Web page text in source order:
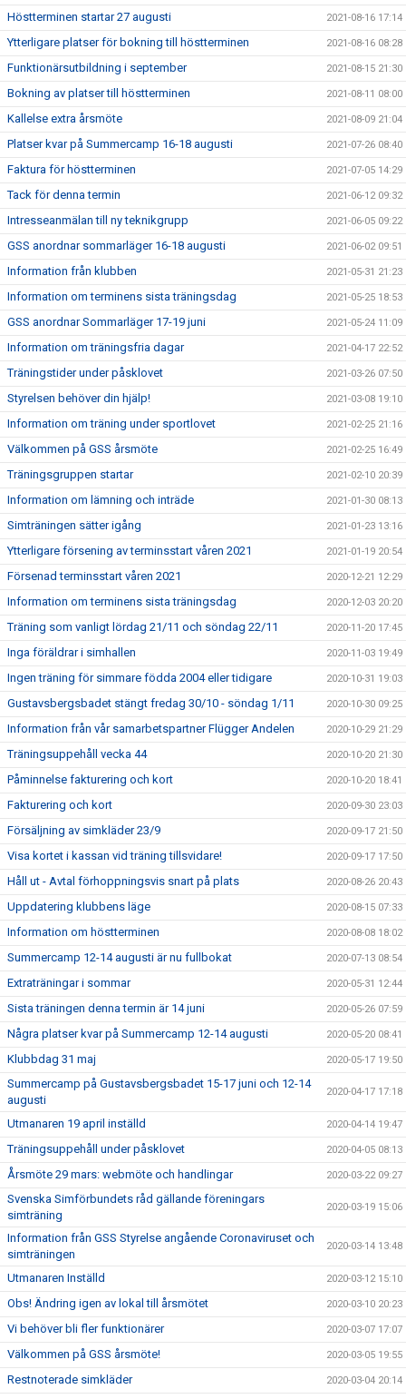
Höstterminen startar 27 augusti 2021-08-16 17:14
Ytterligare platser för bokning till höstterminen 2021-08-16 08:28
Funktionärsutbildning i september 2021-08-15 21:30
Bokning av platser till höstterminen 2021-08-11 08:00
Kallelse extra årsmöte 2021-08-09 21:04
Platser kvar på Summercamp 16-18 augusti 2021-07-26 08:40
Faktura för höstterminen 2021-07-05 14:29
Tack för denna termin 2021-06-12 09:32
Intresseanmälan till ny teknikgrupp 2021-06-05 09:22
GSS anordnar sommarläger 16-18 augusti 2021-06-02 09:51
Information från klubben 2021-05-31 21:23
Information om terminens sista träningsdag 2021-05-25 18:53
GSS anordnar Sommarläger 17-19 juni 2021-05-24 11:09
Information om träningsfria dagar 2021-04-17 22:52
Träningstider under påsklovet 2021-03-26 07:50
Styrelsen behöver din hjälp! 2021-03-08 19:10
Information om träning under sportlovet 2021-02-25 21:16
Välkommen på GSS årsmöte 2021-02-25 16:49
Träningsgruppen startar 2021-02-10 20:39
Information om lämning och inträde 2021-01-30 08:13
Simträningen sätter igång 2021-01-23 13:16
Ytterligare försening av terminsstart våren 2021 2021-01-19 20:54
Försenad terminsstart våren 2021 2020-12-21 12:29
Information om terminens sista träningsdag 2020-12-03 20:20
Träning som vanligt lördag 21/11 och söndag 22/11 2020-11-20 17:45
Inga föräldrar i simhallen 2020-11-03 19:49
Ingen träning för simmare födda 2004 eller tidigare 2020-10-31 19:03
Gustavsbergsbadet stängt fredag 30/10 - söndag 1/11 2020-10-30 09:25
Information från vår samarbetspartner Flügger Andelen 2020-10-29 21:29
Träningsuppehåll vecka 44 2020-10-20 21:30
Påminnelse fakturering och kort 2020-10-20 18:41
Fakturering och kort 2020-09-30 23:03
Försäljning av simkläder 23/9 2020-09-17 21:50
Visa kortet i kassan vid träning tillsvidare! 2020-09-17 17:50
Håll ut - Avtal förhoppningsvis snart på plats 2020-08-26 20:43
Uppdatering klubbens läge 2020-08-15 07:33
Information om höstterminen 2020-08-08 18:02
Summercamp 12-14 augusti är nu fullbokat 2020-07-13 08:54
Extraträningar i sommar 2020-05-31 12:44
Sista träningen denna termin är 14 juni 2020-05-26 07:59
Några platser kvar på Summercamp 12-14 augusti 2020-05-20 08:41
Klubbdag 31 maj 2020-05-17 19:50
Summercamp på Gustavsbergsbadet 15-17 juni och 12-14
augusti
2020-04-17 17:18
Utmanaren 19 april inställd 2020-04-14 19:47
Träningsuppehåll under påsklovet 2020-04-05 08:13
Årsmöte 29 mars: webmöte och handlingar 2020-03-22 09:27
Svenska Simförbundets råd gällande föreningars
simträning
2020-03-19 15:06
Information från GSS Styrelse angående Coronaviruset och
simträningen
2020-03-14 13:48
Utmanaren Inställd 2020-03-12 15:10
Obs! Ändring igen av lokal till årsmötet 2020-03-10 20:23
Vi behöver bli fler funktionärer 2020-03-07 17:07
Välkommen på GSS årsmöte! 2020-03-05 19:55
Restnoterade simkläder 2020-03-04 20:14